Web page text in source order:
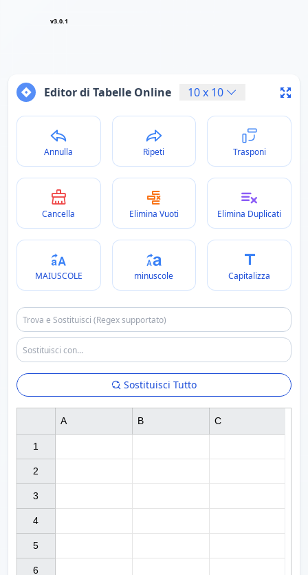
v3.0.1
Editor di Tabelle Online 10x 10
Annulla Ripeti Trasponi
Cancella Elimina Vuoti Elimina Duplicati
MAIUSCOLE minuscole Capitalizza
Sostituisci Tutto
1
2
3
4
5
6
A B C